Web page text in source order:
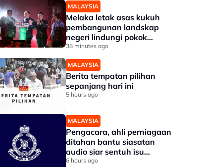
MALAYSIA
Melaka letak asas kukuh
pembangunan landskap
negeri lindungi pokok
bernilai tinggi - Ab Rauf
38 minutes ago
MALAYSIA
Berita tempatan pilihan
sepanjang hari ini
5 hours ago
MALAYSIA
Pengacara, ahli perniagaan
ditahan bantu siasatan
audio siar sentuh isu
sensitiviti agama
6 hours ago